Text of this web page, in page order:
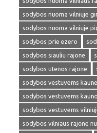
sodybos nuoma vilniuje
sodybos nuoma vilniuje
sodybos prie ezero
sodybos siauliu rajone
sodybos utenos rajone
sodybos vestuvems kaune
sodybos vestuvems
sodybos vestuvems
sodybos vilniaus rajone